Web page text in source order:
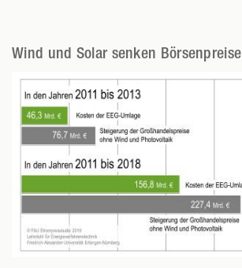
Wind und Solar senken Börsenpreise